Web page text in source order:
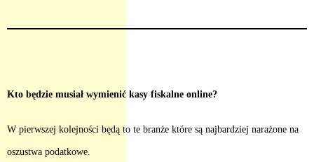
Kto będzie musiał wymienić kasy fiskalne online?
W pierwszej kolejności będą to te branże które są najbardziej narażone na
oszustwa podatkowe.